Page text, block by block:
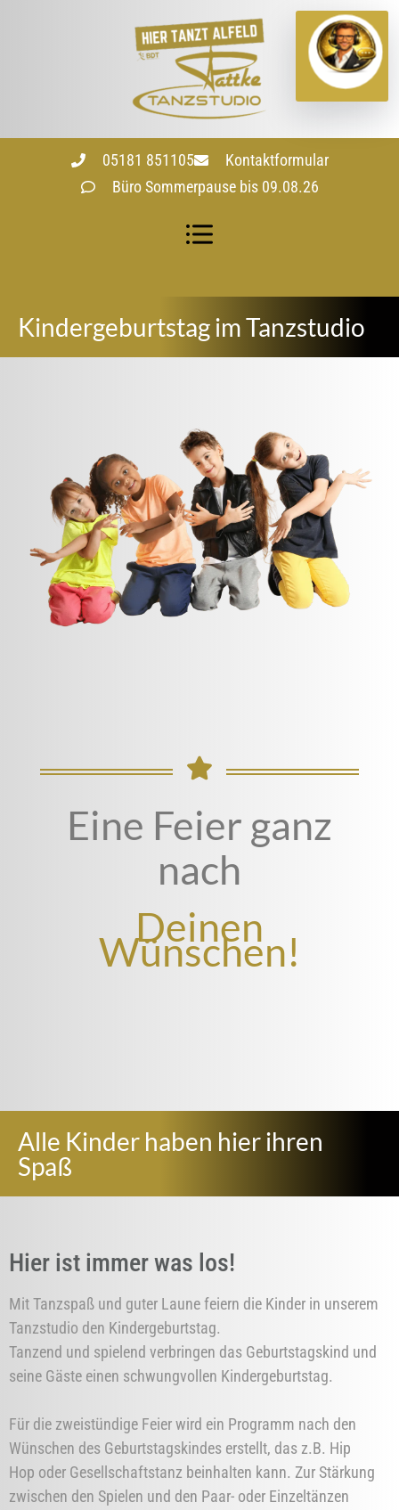
05181 851105
Kontaktformular
Büro Sommerpause bis 09.08.26
Kindergeburtstag im Tanzstudio
Eine Feier ganz
nach
Deinen
Wünschen!
Alle Kinder haben hier ihren
Spaß
Hier ist immer was los!
Mit Tanzspaß und guter Laune feiern die Kinder in unserem
Tanzstudio den Kindergeburtstag.
Tanzend und spielend verbringen das Geburtstagskind und
seine Gäste einen schwungvollen Kindergeburtstag.
Für die zweistündige Feier wird ein Programm nach den
Wünschen des Geburtstagskindes erstellt, das z.B. Hip
Hop oder Gesellschaftstanz beinhalten kann. Zur Stärkung
zwischen den Spielen und den Paar- oder Einzeltänzen